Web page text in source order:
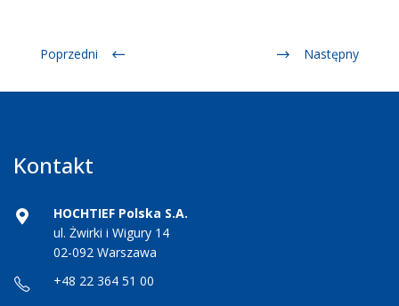
Poprzedni Następny
Kontakt
HOCHTIEF Polska S.A.
ul. Żwirki i Wigury 14
02-092 Warszawa
+48 22 364 51 00